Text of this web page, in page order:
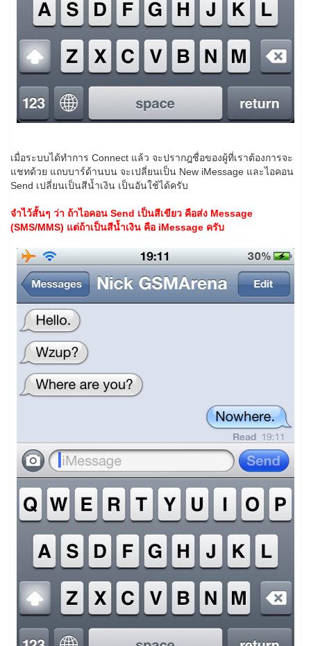
เมื่อระบบได้ทำการ Connect แล้ว จะปรากฎชื่อของผู้ที่เราต้องการจะ
แชทด้วย แถบบาร์ด้านบน จะเปลี่ยนเป็น New iMessage และไอคอน
Send เปลี่ยนเป็นสีน้ำเงิน เป็นอันใช้ได้ครับ
จำไว้สั้นๆ ว่า ถ้าไอคอน Send เป็นสีเขียว คือส่ง Message
(SMS/MMS) แต่ถ้าเป็นสีน้ำเงิน คือ iMessage ครับ